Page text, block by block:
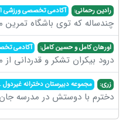
رادین رحمانی: آکادمی تخصصی ورزشی
چندساله که توی باشگاه
اورهان کامل و حسین کامل: آکادمی
درود بیکران تشکر و قدردانی
زری: مجموعه دبیرستان دخترانه غیردول
دخترم با دوستش در مدرسه